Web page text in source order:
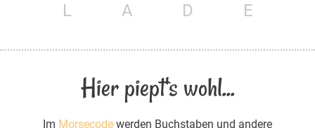
L A D E
Hier piept's wohl...
Im Morsecodewerden Buchstaben und andere